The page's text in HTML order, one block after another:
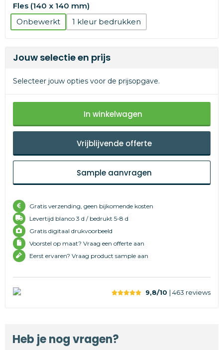
Fles (140 x 140 mm)
Onbewerkt
1
Jouw selectie en prijs
Selecteer jouw opties voor de prijsopgave.
In winkelwagen
Vrijblijvende offerte
Sample aanvragen
Gratis verzending, geen bijkomende kosten
Levertijd blanco 3 d / bedrukt 5-8 d
Gratis digitaal drukvoorbeeld
Voorstel op maat? Vraag een offerte aan
Eerst ervaren? Vraag product sample aan
9,8/10 | 463 reviews
Heb je nog vragen?